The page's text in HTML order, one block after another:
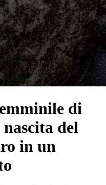
di
del
in un